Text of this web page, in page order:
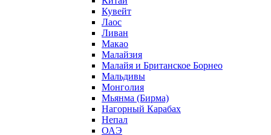
Кувейт
Лаос
Ливан
Макао
Малайзия
Малайя и Британское Борнео
Мальдивы
Монголия
Мьянма (Бирма)
Нагорный Карабах
Непал
ОАЭ